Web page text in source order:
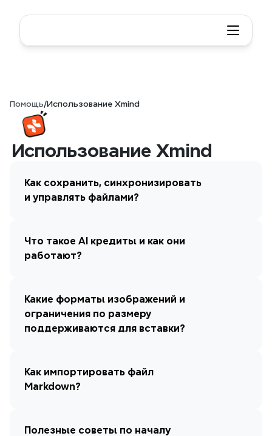
Помощь/Использование Xmind
Использование Xmind
Как сохранить, синхронизировать
и управлять файлами?
Что такое AI кредиты и как они
работают?
Какие форматы изображений и
ограничения по размеру
поддерживаются для вставки?
Как импортировать файл
Markdown?
Полезные советы по началу